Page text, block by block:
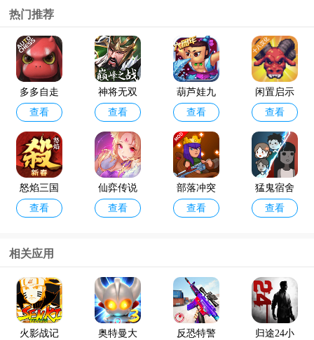
热门推荐
多多自走
棋官方版
查看
神将无双
最新版
查看
葫芦娃九
游版
查看
闲置启示
录手游
查看
怒焰三国
杀oppo版
查看
仙弈传说
手游taptap
查看
部落冲突
破解版202
查看
猛鬼宿舍
最新版破
查看
咸鱼之王
最新版本
查看
金铲铲之
战体验服
官方版202
查看
相关应用
火影战记
奥特曼大
反恐特警
归途24小